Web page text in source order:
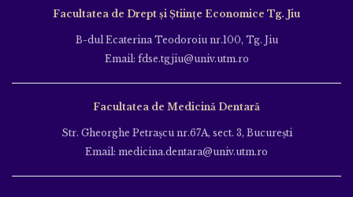
Facultatea de Drept și Științe Economice Tg. Jiu
B-dul Ecaterina Teodoroiu nr.100, Tg. Jiu
Email: fdse.tgjiu@univ.utm.ro
Facultatea de Medicină Dentară
Str. Gheorghe Petraşcu nr.67A, sect. 3, Bucureşti
Email: medicina.dentara@univ.utm.ro